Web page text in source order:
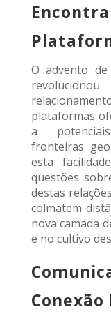
O advento
plataformas
a
fronteiras
esta
questões
destas
colmatem
nova camada
e no cultivo
Conexão